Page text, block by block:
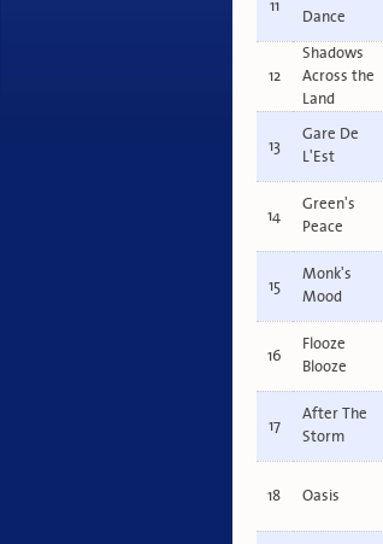
11
Dance
12
Shadows
Across the
Land
13
Gare De
L'Est
14
Green's
Peace
15
Monk's
Mood
16
Flooze
Blooze
17
After The
Storm
18 Oasis